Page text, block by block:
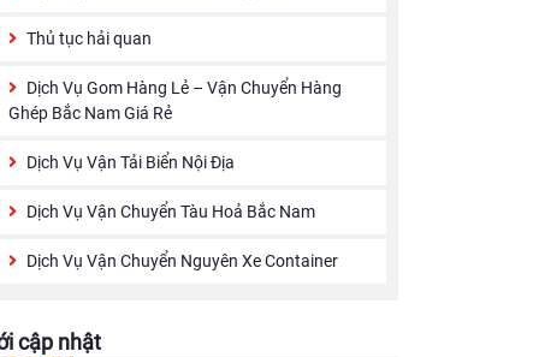
Thủ tục hải quan
Dịch Vụ Gom Hàng Lẻ – Vận Chuyển Hàng
Ghép Bắc Nam Giá Rẻ
Dịch Vụ Vận Tải Biển Nội Địa
Dịch Vụ Vận Chuyển Tàu Hoả Bắc Nam
Dịch Vụ Vận Chuyển Nguyên Xe Container
cập nhật